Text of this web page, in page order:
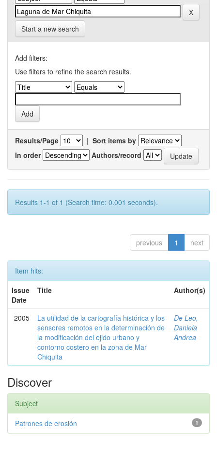
Start a new search
Add filters:
Use filters to refine the search results.
Results/Page | Sort items by
In order
Authors/record
Results 1-1 of 1 (Search time: 0.001 seconds).
previous 1 next
Item hits:
Issue
Date
Title Author(s)
2005
La utilidad de la cartografía histórica y los
sensores remotos en la determinación de
la modificación del ejido urbano y
contorno costero en la zona de Mar
Chiquita
De Leo,
Daniela
Andrea
Discover
Subject
1
Patrones de erosión